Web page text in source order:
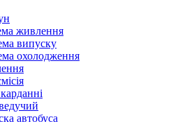
живлення
випуску
охолодження
автобуса